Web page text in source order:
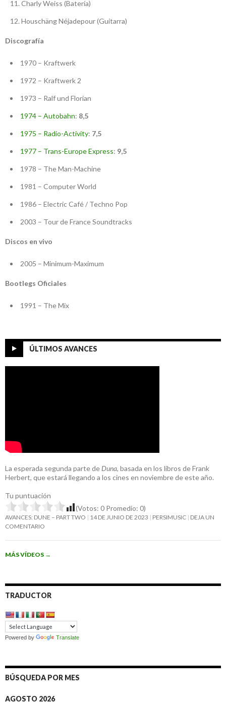
Charly Weiss (Batería)
Houschäng Néjadepour (Guitarra)
Discografía
1970 – Kraftwerk
1972 – Kraftwerk 2
1973 – Ralf und Florian
1974 – Autobahn: 8,5
1975 – Radio-Activity: 7,5
1977 – Trans-Europe Express: 9,5
1978 – The Man-Machine
1981 – Computer World
1986 – Electric Café / Techno Pop
2003 – Tour de France Soundtracks
Discos en vivo
2005 – Minimum-Maximum
Bootlegs Oficiales
1991 – The Mix
ÚLTIMOS AVANCES
La esperada segunda parte de Duna, basada en los libros de Frank
Herbert, que estará llegando a los cines en noviembre de este año.
Tu puntuación
(Votos: 0 Promedio: 0)
AVANCES: DUNE – PART TWO 14 DE JUNIO DE 2023 PERSIMUSIC DEJA UN
COMENTARIO
MÁS VÍDEOS →
TRADUCTOR
Powered by Translate
BÚSQUEDA POR MES
AGOSTO 2026